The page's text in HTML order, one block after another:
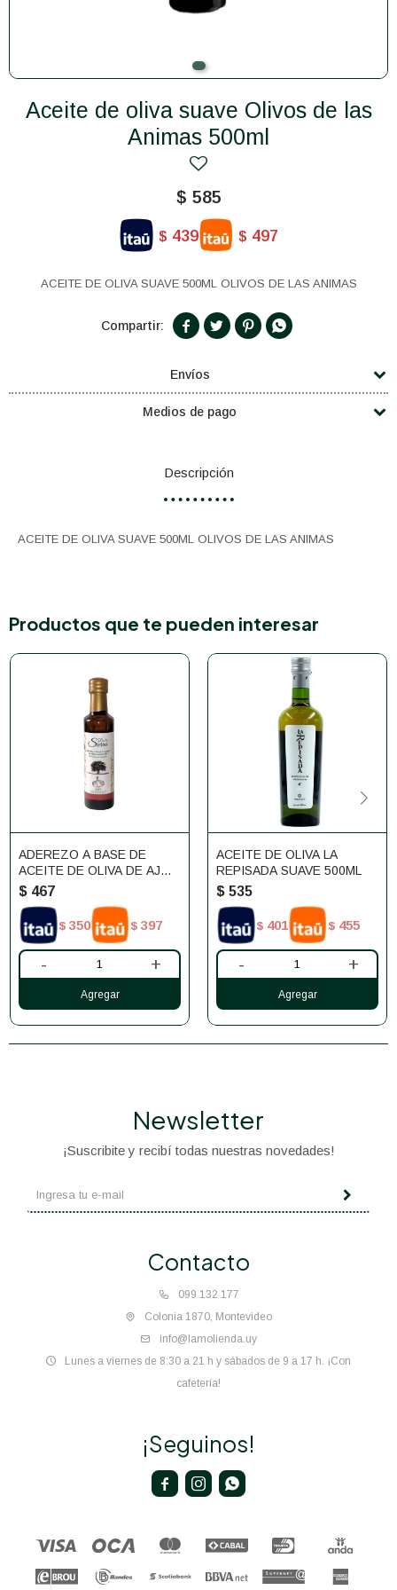
Aceite de oliva suave Olivos de las
Animas 500ml
$ 585
$ 439 $ 497
ACEITE DE OLIVA SUAVE 500ML OLIVOS DE LAS ANIMAS
   
Envíos
Medios de pago
Descripción
ACEITE DE OLIVA SUAVE 500ML OLIVOS DE LAS ANIMAS
Productos que te pueden interesar
ADEREZO A BASE DE
ACEITE DE OLIVA DE AJO
250ML DE LA SIERRA
$ 467
$ 350 $ 397
- +
ACEITE DE OLIVA LA
REPISADA SUAVE 500ML
$ 535
$ 401 $ 455
- +
Contacto
099 132 177
Colonia 1870, Montevideo
info@lamolienda.uy
Lunes a viernes de 8:30 a 21 h y sábados de 9 a 17 h. ¡Con
cafetería!
Newsletter
¡Suscribite y recibí todas nuestras novedades!
¡Seguinos!
  